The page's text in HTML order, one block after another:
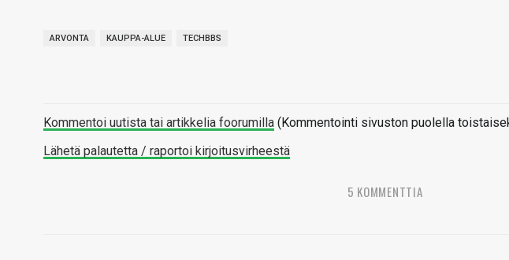
ARVONTA KAUPPA-ALUE TECHBBS
Kommentoi uutista tai artikkelia foorumilla (Kommentointi sivuston puolella
Lähetä palautetta / raportoi kirjoitusvirheestä
5 KOMMENTTIA